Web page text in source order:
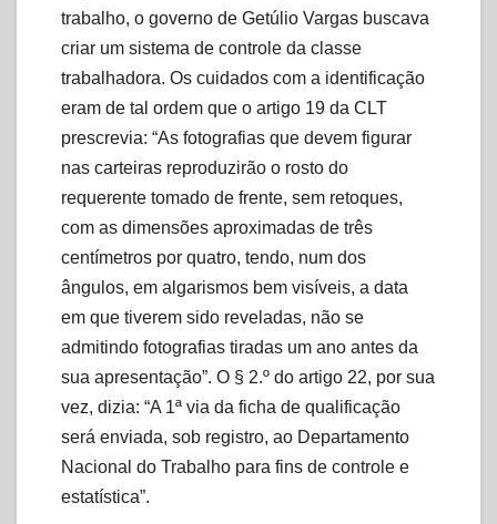
trabalho, o governo de Getúlio Vargas buscava
criar um sistema de controle da classe
trabalhadora. Os cuidados com a identificação
eram de tal ordem que o artigo 19 da CLT
prescrevia: “As fotografias que devem figurar
nas carteiras reproduzirão o rosto do
requerente tomado de frente, sem retoques,
com as dimensões aproximadas de três
centímetros por quatro, tendo, num dos
ângulos, em algarismos bem visíveis, a data
em que tiverem sido reveladas, não se
admitindo fotografias tiradas um ano antes da
sua apresentação”. O § 2.º do artigo 22, por sua
vez, dizia: “A 1ª via da ficha de qualificação
será enviada, sob registro, ao Departamento
Nacional do Trabalho para fins de controle e
estatística”.